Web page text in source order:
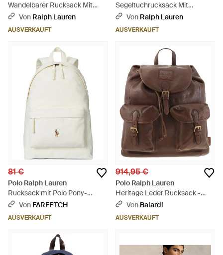
Wandelbarer Rucksack Mit
Lederbesatz - Schwarz
Von Ralph Lauren
AUSVERKAUFT
Segeltuchrucksack Mit
Lederbesatz - Grün
Von Ralph Lauren
AUSVERKAUFT
81 €
Polo Ralph Lauren
Rucksack mit Polo Pony-
Stickerei - Weiß
Von FARFETCH
AUSVERKAUFT
914,95 €
Polo Ralph Lauren
Heritage Leder Rucksack -
Braun
Von Balardi
AUSVERKAUFT